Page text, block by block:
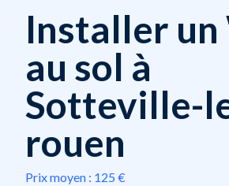
Installer un
au sol à
Sotteville-
rouen
Prix moyen : 125 €